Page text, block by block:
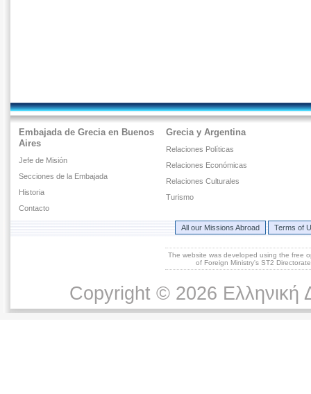
Embajada de Grecia en Buenos
Aires
Jefe de Misión
Secciones de la Embajada
Historia
Contacto
Grecia y Argentina
Relaciones Políticas
Relaciones Económicas
Relaciones Culturales
Turismo
All our Missions Abroad Terms of
The website was developed using the free
of Foreign Ministry's ST2
Copyright © 2026